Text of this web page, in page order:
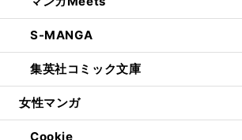
S-MANGA
集英社コミック文庫
女性マンガ
Cookie